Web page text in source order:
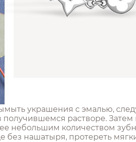
украшения с эмалью,
растворе.
небольшим количеством
без нашатыря, протереть